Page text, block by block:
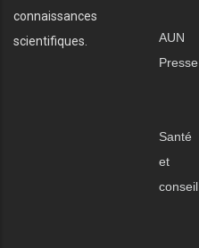
connaissances
scientifiques.
AUN
Presse
Santé
et
conseil